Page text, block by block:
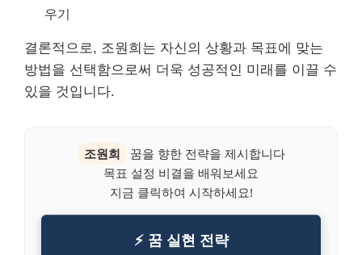
우기
결론적으로, 조원희는 자신의 상황과 목표에 맞는
방법을 선택함으로써 더욱 성공적인 미래를 이끌 수
있을 것입니다.
조원희
꿈을 향한 전략을 제시합니다
목표 설정 비결을 배워보세요
지금 클릭하여 시작하세요!
⚡ 꿈 실현 전략